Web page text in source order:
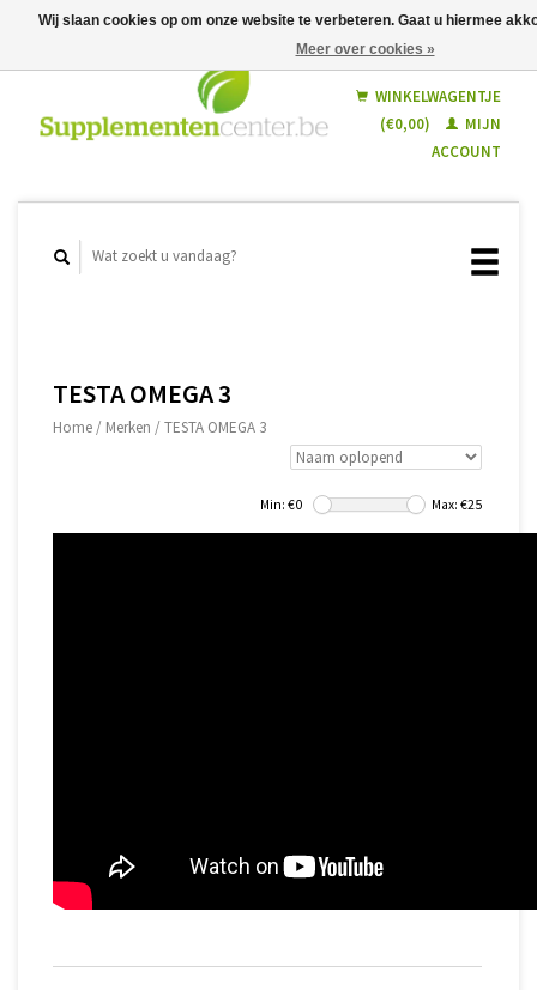
Nederlands
WINKELWAGENTJE
(€0,00)
MIJN
ACCOUNT
TESTA OMEGA 3
Home / Merken /TESTA OMEGA 3
Min: €0 Max: €25
Wij slaan cookies op om onze website te verbeteren. Gaat u hiermee
Meer over cookies »